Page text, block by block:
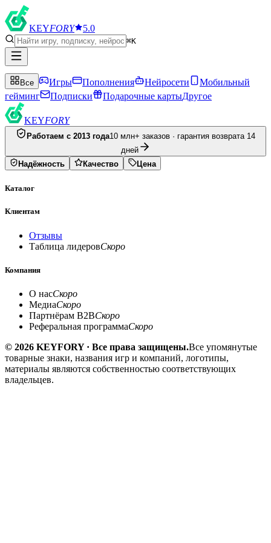
KEYFORY 5.0
⌘K
Все Игры Пополнения Нейросети
Мобильный
гейминг
Подписки Подарочные картыДругое
KEYFORY
Работаем с 2013 года10 млн+ заказов · гарантия возврата 14
дней
Надёжность
Качество Цена
Каталог
Клиентам
Отзывы
Таблица лидеровСкоро
Компания
О насСкоро
МедиаСкоро
Партнёрам B2BСкоро
Реферальная программаСкоро
© 2026 KEYFORY · Все права защищены.Все упомянутые
товарные знаки, названия игр и компаний, логотипы,
материалы являются собственностью соответствующих
владельцев.